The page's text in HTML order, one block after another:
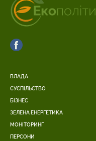
ВЛАДА
СУСПІЛЬСТВО
БІЗНЕС
ЗЕЛЕНА ЕНЕРГЕТИКА
МОНІТОРИНГ
ПЕРСОНИ